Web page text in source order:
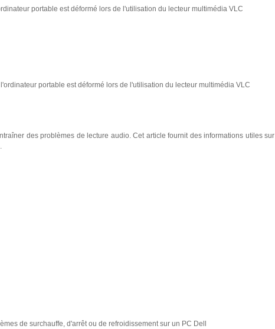
portable est déformé lors de l'utilisation du lecteur multimédia VLC
portable est déformé lors de l'utilisation du lecteur multimédia VLC
des problèmes de lecture audio. Cet article fournit des informations utiles sur
de surchauffe, d'arrêt ou de refroidissement sur un PC Dell